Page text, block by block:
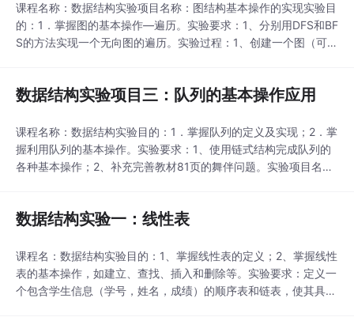
课程名称：数据结构实验项目名称：图结构基本操作的实现实验目
的：1．掌握图的基本操作—遍历。实验要求：1、分别用DFS和BF
S的方法实现一个无向图的遍历。实验过程：1、创建一个图（可用
给出DFS和BF...
数据结构实验项目三：队列的基本操作应用
课程名称：数据结构实验目的：1．掌握队列的定义及实现；2．掌
握利用队列的基本操作。实验要求：1、使用链式结构完成队列的
各种基本操作；2、补充完善教材81页的舞伴问题。实验项目名
队列；3、从舞者队列中...
数据结构实验一：线性表
课程名：数据结构实验目的：1、掌握线性表的定义；2、掌握线性
表的基本操作，如建立、查找、插入和删除等。实验要求：定义一
个包含学生信息（学号，姓名，成绩）的顺序表和链表，使其具有